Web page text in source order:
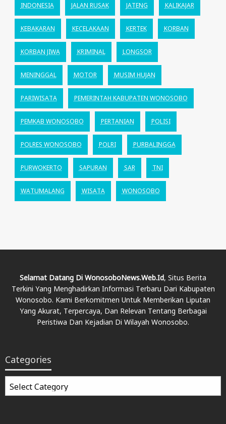
INDONESIA JALAN RUSAK JATENG KALIKAJAR
KEBAKARAN KECELAKAAN KERTEK KORBAN
KORBAN JIWA KRIMINAL LONGSOR
MENINGGAL MOTOR MUSIM HUJAN
PARIWISATA PEMERINTAH KABUPATEN WONOSOBO
PEMKAB WONOSOBO PERTANIAN POLISI
POLRES WONOSOBO POLRI PURBALINGGA
PURWOKERTO SAPURAN SAR TNI
WATUMALANG WISATA WONOSOBO
Selamat Datang Di WonosoboNews.web.id, Situs Berita
Terkini Yang Menghadirkan Informasi Terbaru Dari Kabupaten
Wonosobo. Kami Berkomitmen Untuk Memberikan Liputan
Yang Akurat, Terpercaya, Dan Relevan Tentang Berbagai
Peristiwa Dan Kejadian Di Wilayah Wonosobo.
Categories
Categories